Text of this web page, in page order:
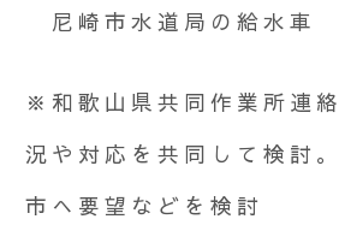
尼崎市水道局の給水車
※和歌山県共同作業所連
況や対応を共同して検討
市へ要望などを検討